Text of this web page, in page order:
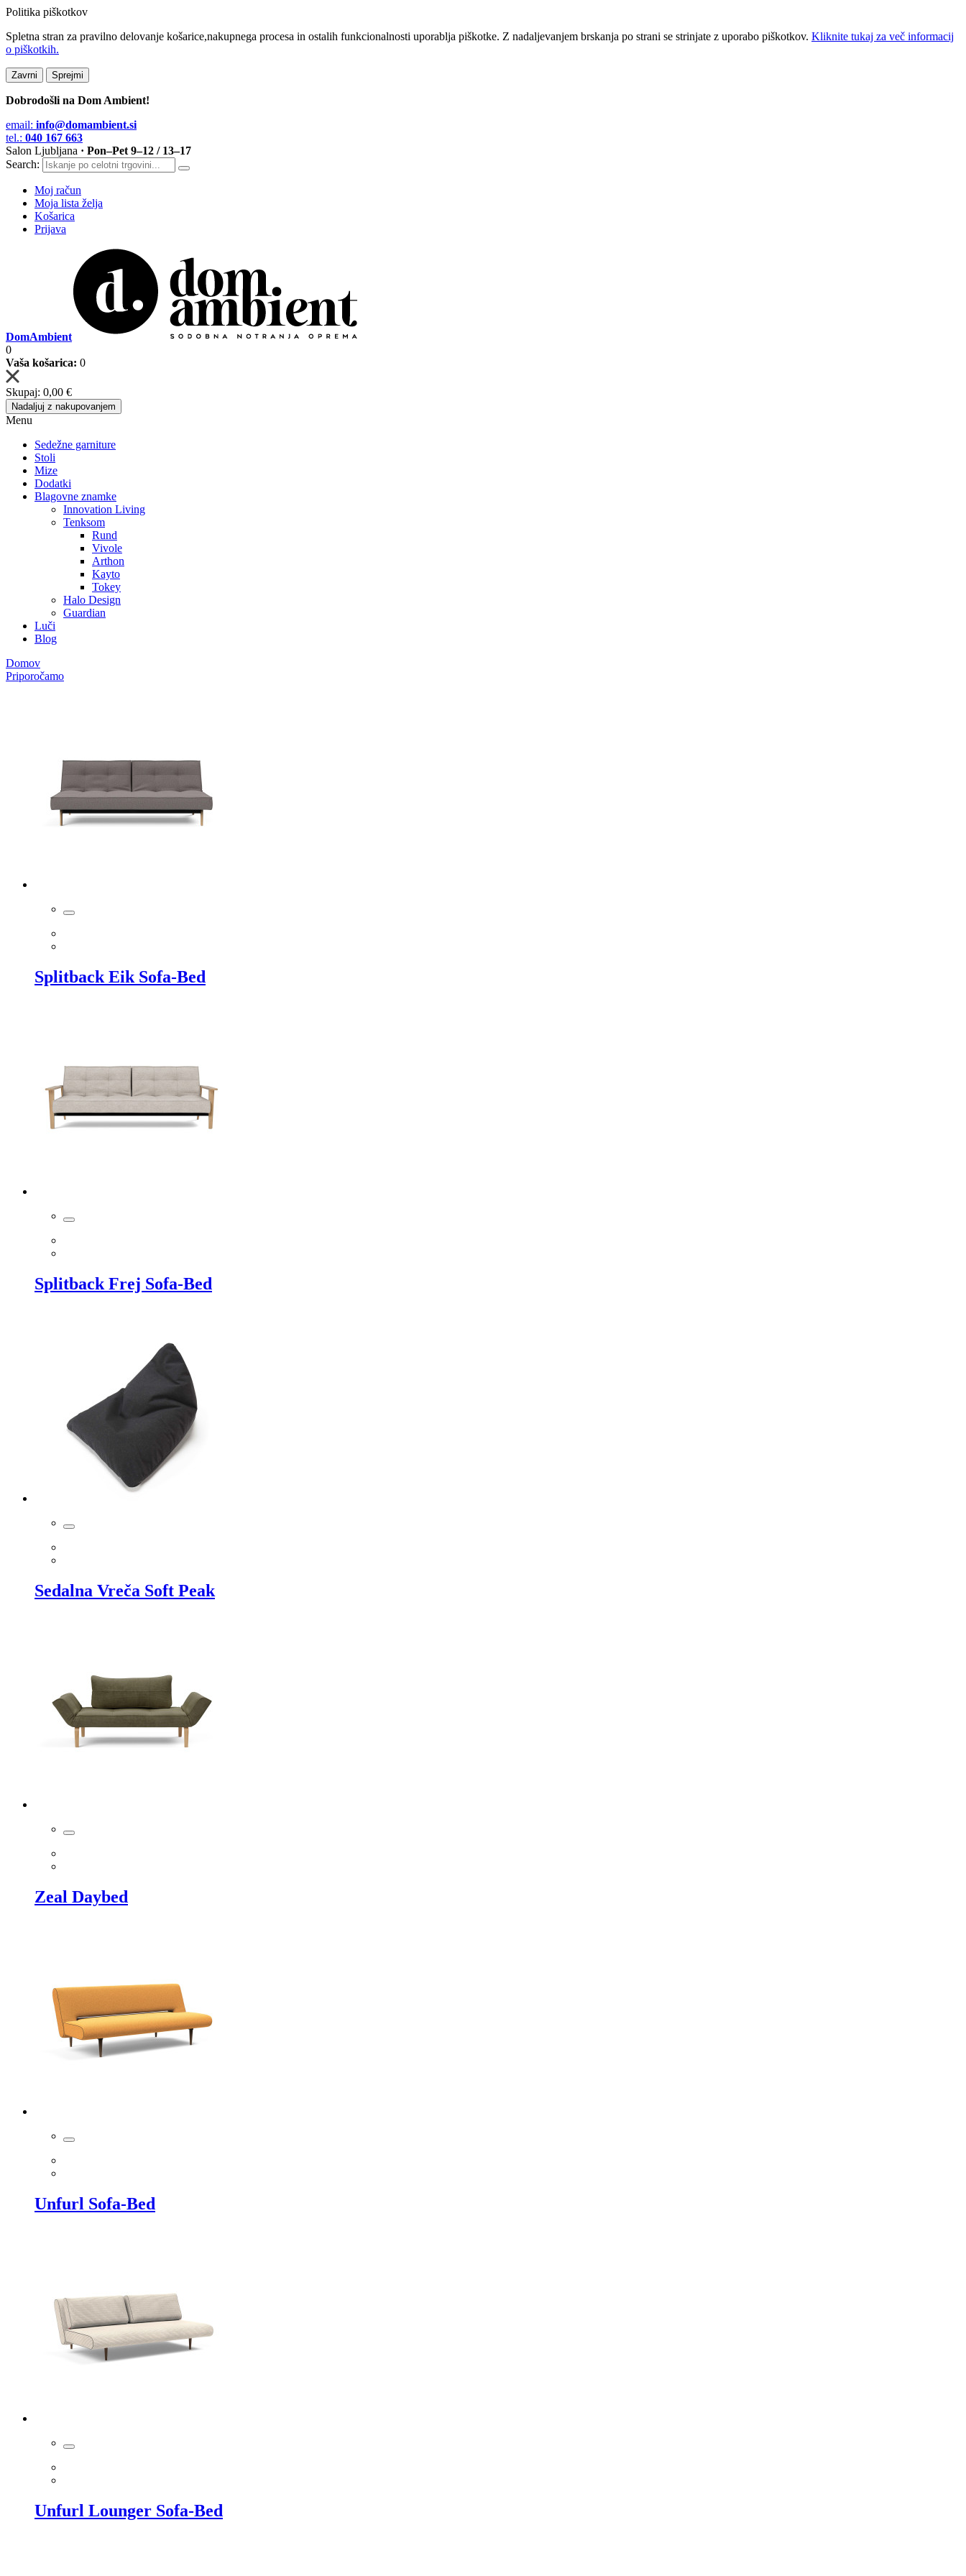
Politika piškotkov
Spletna stran za pravilno delovanje košarice,nakupnega procesa in ostalih funkcionalnosti uporablja piškotke. Z nadaljevanjem brskanja po strani se strinjate z uporabo piškotkov. Kliknite tukaj za več informacij
o piškotkih.
Zavrni Sprejmi
Dobrodošli na Dom Ambient!
email: info@domambient.si
tel.: 040 167 663
Salon Ljubljana · Pon–Pet 9–12 / 13–17
Search:
Moj račun
Moja lista želja
Košarica
Prijava
DomAmbient
0
Vaša košarica: 0
Skupaj: 0,00 €
Nadaljuj z nakupovanjem
Menu
Sedežne garniture
Stoli
Mize
Dodatki
Blagovne znamke
Innovation Living
Tenksom
Rund
Vivole
Arthon
Kayto
Tokey
Halo Design
Guardian
Luči
Blog
Domov
Priporočamo
Splitback Eik Sofa-Bed
Splitback Frej Sofa-Bed
Sedalna Vreča Soft Peak
Zeal Daybed
Unfurl Sofa-Bed
Unfurl Lounger Sofa-Bed